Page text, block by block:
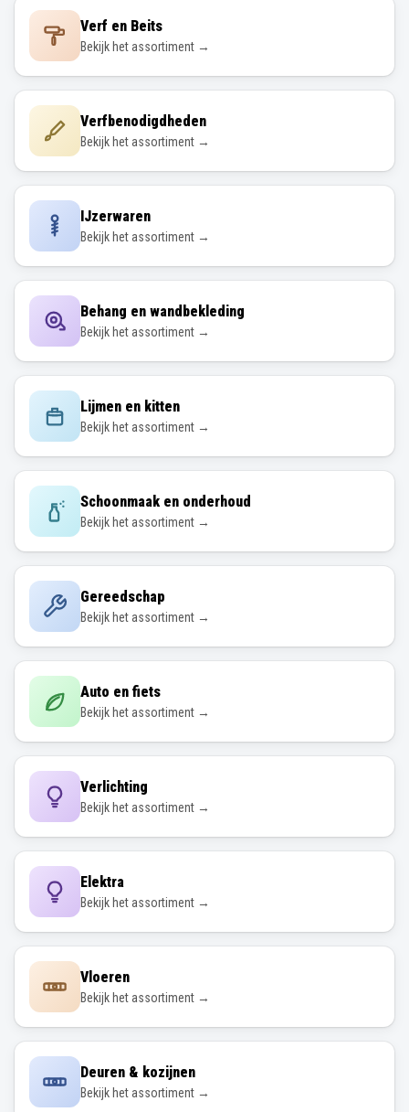
Verf en Beits
Bekijk het assortiment →
Verfbenodigdheden
Bekijk het assortiment →
IJzerwaren
Bekijk het assortiment →
Behang en wandbekleding
Bekijk het assortiment →
Lijmen en kitten
Bekijk het assortiment →
Schoonmaak en onderhoud
Bekijk het assortiment →
Gereedschap
Bekijk het assortiment →
Auto en fiets
Bekijk het assortiment →
Verlichting
Bekijk het assortiment →
Elektra
Bekijk het assortiment →
Vloeren
Bekijk het assortiment →
Deuren & kozijnen
Bekijk het assortiment →